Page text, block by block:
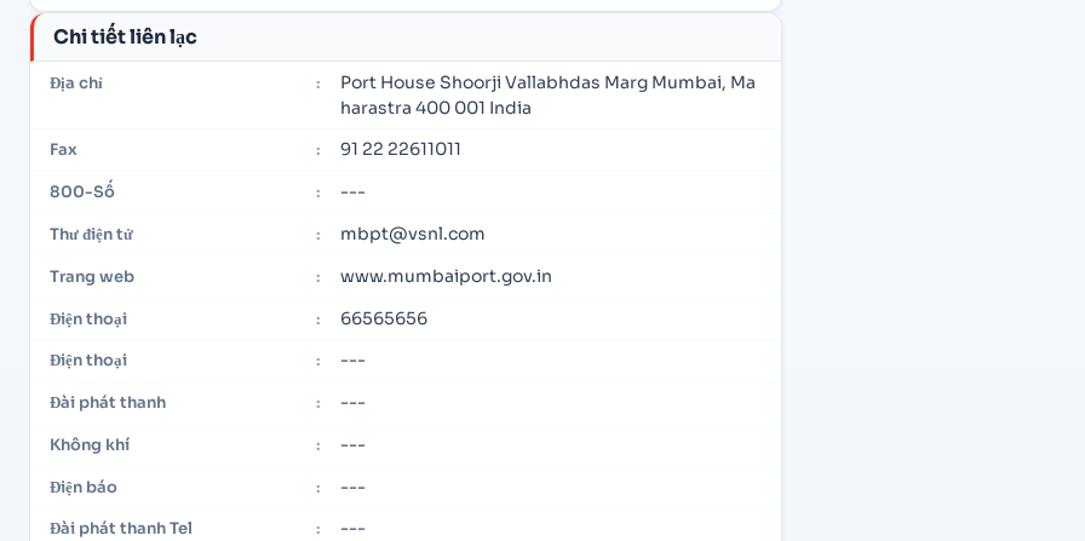
Chi tiết liên lạc
Địa chỉ :
Port House Shoorji Vallabhdas Marg Mumbai, Ma
harastra 400 001 India
Fax : 91 22 22611011
800-Số : ---
Thư điện tử : mbpt@vsnl.com
Trang web : www.mumbaiport.gov.in
Điện thoại : 66565656
Điện thoại : ---
Đài phát thanh : ---
Không khí : ---
Điện báo : ---
Đài phát thanh Tel : ---